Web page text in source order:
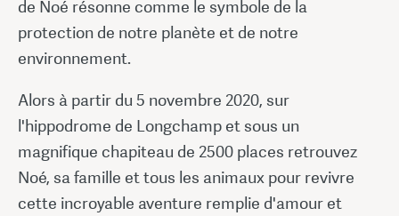
de Noé résonne comme le symbole de la
protection de notre planète et de notre
environnement.
Alors à partir du 5 novembre 2020, sur
l'hippodrome de Longchamp et sous un
magnifique chapiteau de 2500 places retrouvez
Noé, sa famille et tous les animaux pour revivre
cette incroyable aventure remplie d'amour et